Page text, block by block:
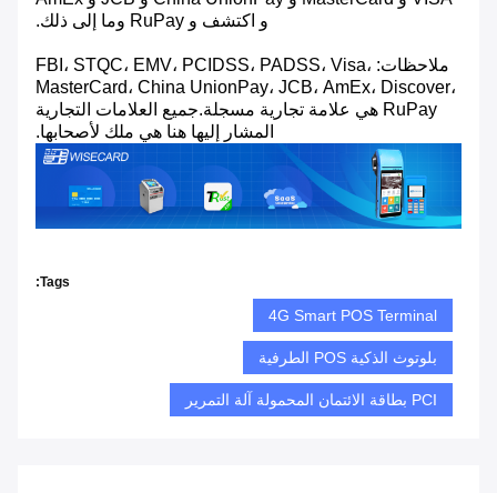
و اكتشف و RuPay وما إلى ذلك.
ملاحظات: FBI، STQC، EMV، PCIDSS، PADSS، Visa،
MasterCard، China UnionPay، JCB، AmEx، Discover،
RuPay هي علامة تجارية مسجلة.جميع العلامات التجارية
المشار إليها هنا هي ملك لأصحابها.
Tags:
4G Smart POS Terminal
بلوتوث الذكية POS الطرفية
PCI بطاقة الائتمان المحمولة آلة التمرير